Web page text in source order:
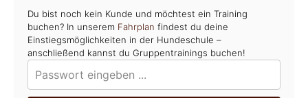
Du bist noch kein Kunde und möchtest ein Training
buchen? In unserem Fahrplan findest du deine
Einstiegsmöglichkeiten in der Hundeschule –
anschließend kannst du Gruppentrainings buchen!